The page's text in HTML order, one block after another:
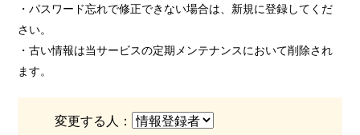
・パスワード忘れで修正できない場合は、新規に登録してくだ
さい。
・古い情報は当サービスの定期メンテナンスにおいて削除され
ます。
変更する人：